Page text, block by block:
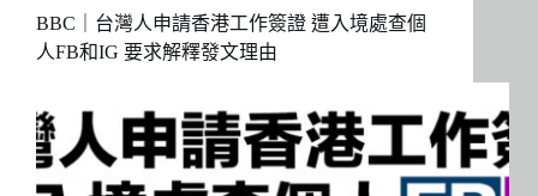
BBC｜台灣人申請香港工作簽證 遭入境處查個
人FB和IG 要求解釋發文理由